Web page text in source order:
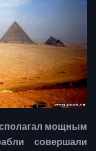
мощным
совершали